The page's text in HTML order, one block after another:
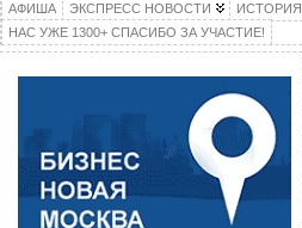
АФИША ЭКСПРЕСС НОВОСТИ ИСТОРИЯ
НАС УЖЕ 1300+ СПАСИБО ЗА УЧАСТИЕ!